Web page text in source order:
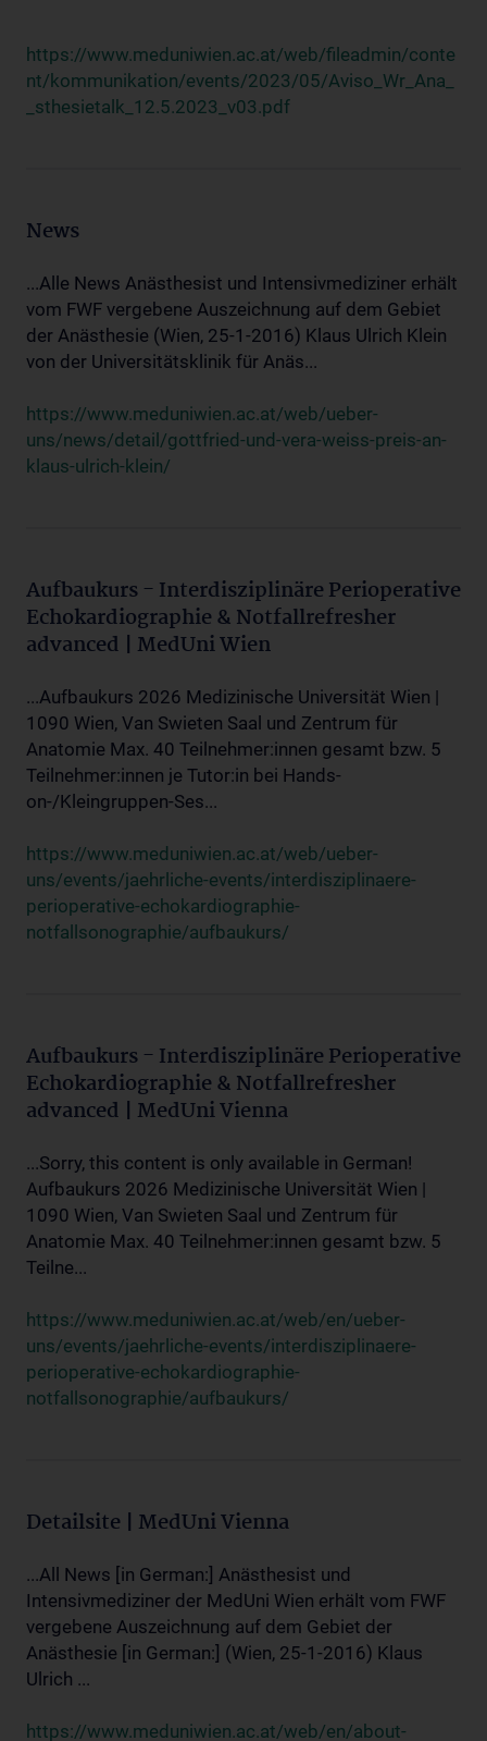
https://www.meduniwien.ac.at/web/fileadmin/conte
nt/kommunikation/events/2023/05/Aviso_Wr_Ana_
_sthesietalk_12.5.2023_v03.pdf
News
...Alle News Anästhesist und Intensivmediziner erhält
vom FWF vergebene Auszeichnung auf dem Gebiet
der Anästhesie (Wien, 25-1-2016) Klaus Ulrich Klein
von der Universitätsklinik für Anäs...
https://www.meduniwien.ac.at/web/ueber-
uns/news/detail/gottfried-und-vera-weiss-preis-an-
klaus-ulrich-klein/
Aufbaukurs - Interdisziplinäre Perioperative
Echokardiographie & Notfallrefresher
advanced | MedUni Wien
...Aufbaukurs 2026 Medizinische Universität Wien |
1090 Wien, Van Swieten Saal und Zentrum für
Anatomie Max. 40 Teilnehmer:innen gesamt bzw. 5
Teilnehmer:innen je Tutor:in bei Hands-
on-/Kleingruppen-Ses...
https://www.meduniwien.ac.at/web/ueber-
uns/events/jaehrliche-events/interdisziplinaere-
perioperative-echokardiographie-
notfallsonographie/aufbaukurs/
Aufbaukurs - Interdisziplinäre Perioperative
Echokardiographie & Notfallrefresher
advanced | MedUni Vienna
...Sorry, this content is only available in German!
Aufbaukurs 2026 Medizinische Universität Wien |
1090 Wien, Van Swieten Saal und Zentrum für
Anatomie Max. 40 Teilnehmer:innen gesamt bzw. 5
Teilne...
https://www.meduniwien.ac.at/web/en/ueber-
uns/events/jaehrliche-events/interdisziplinaere-
perioperative-echokardiographie-
notfallsonographie/aufbaukurs/
Detailsite | MedUni Vienna
...All News [in German:] Anästhesist und
Intensivmediziner der MedUni Wien erhält vom FWF
vergebene Auszeichnung auf dem Gebiet der
Anästhesie [in German:] (Wien, 25-1-2016) Klaus
Ulrich ...
https://www.meduniwien.ac.at/web/en/about-